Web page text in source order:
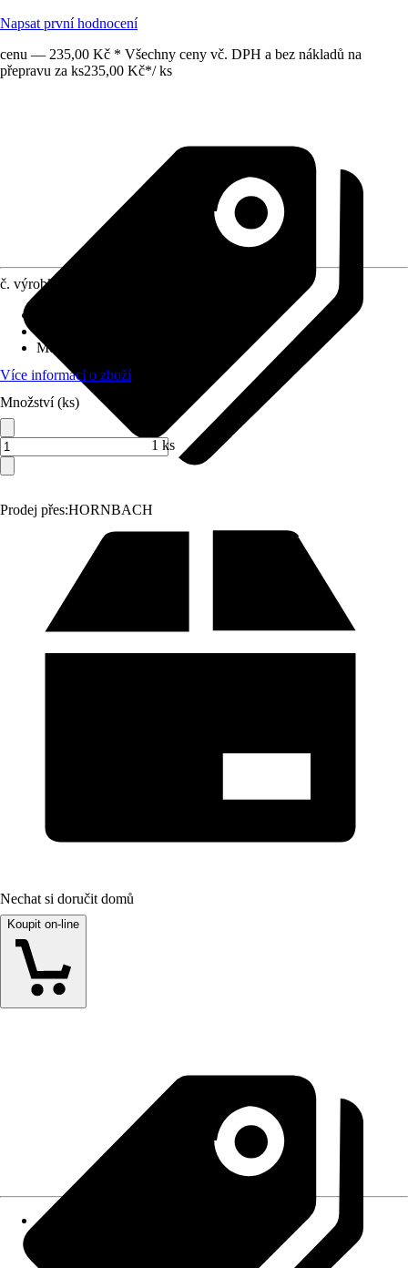
Napsat první hodnocení
cenu — 235,00 Kč * Všechny ceny vč. DPH a bez nákladů na
přepravu za ks235,00 Kč*/ ks
Prodej přes:HORNBACH
č. výrobku
Možnost upevnění
Více informací o zboží
Množství (ks)
1 ks
Nechat si doručit domů
Koupit on-line